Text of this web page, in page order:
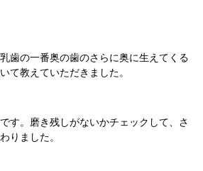
歯の一番奥の歯のさらに奥に生えてくる
教えていただきました。
す。磨き残しがないかチェックして、さ
りました。